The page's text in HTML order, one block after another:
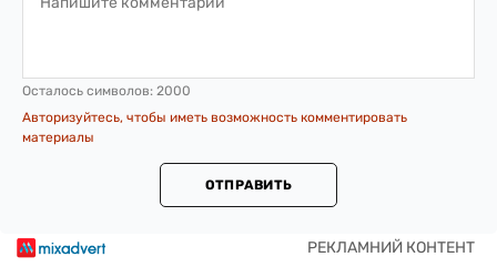
Осталось символов: 2000
Авторизуйтесь, чтобы иметь возможность комментировать
материалы
ОТПРАВИТЬ